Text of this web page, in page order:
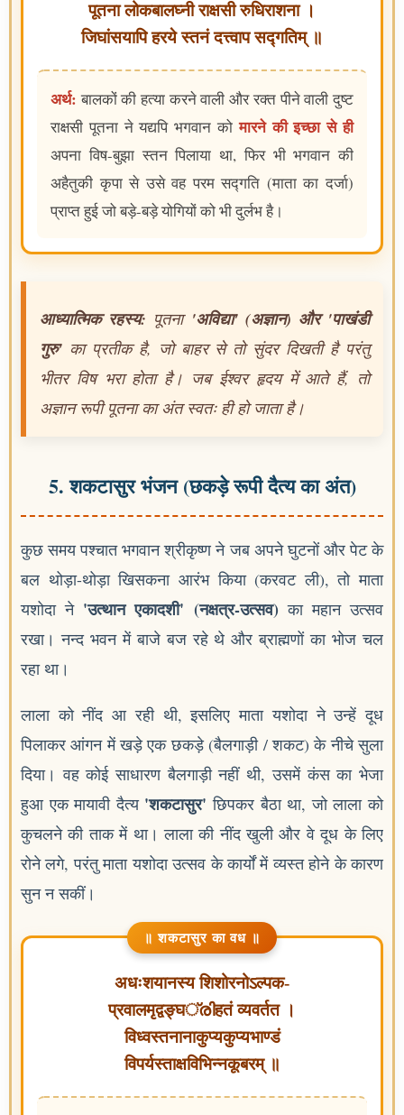
पूतना लोकबालघ्नी राक्षसी रुधिराशना ।
जिघांसयापि हरये स्तनं दत्त्वाप सद्गतिम् ॥
अर्थ: बालकों की हत्या करने वाली और रक्त पीने वाली दुष्ट
राक्षसी पूतना ने यद्यपि भगवान कोमारने की इच्छा से ही
अपना विष-बुझा स्तन पिलाया था, फिर भी भगवान की
अहैतुकी कृपा से उसे वह परम सद्गति (माता का दर्जा)
प्राप्त हुई जो बड़े-बड़े योगियों को भी दुर्लभ है।
आध्यात्मिक रहस्य: पूतना 'अविद्या' (अज्ञान) और 'पाखंडी
गुरु' का प्रतीक है, जो बाहर से तो सुंदर दिखती है परंतु
भीतर विष भरा होता है। जब ईश्वर हृदय में आते हैं, तो
अज्ञान रूपी पूतना का अंत स्वतः ही हो जाता है।
5. शकटासुर भंजन (छकड़े रूपी दैत्य का अंत)
कुछ समय पश्चात भगवान श्रीकृष्ण ने जब अपने घुटनों और पेट के
बल थोड़ा-थोड़ा खिसकना आरंभ किया (करवट ली), तो माता
यशोदा ने 'उत्थान एकादशी' (नक्षत्र-उत्सव) का महान उत्सव
रखा। नन्द भवन में बाजे बज रहे थे और ब्राह्मणों का भोज चल
रहा था।
लाला को नींद आ रही थी, इसलिए माता यशोदा ने उन्हें दूध
पिलाकर आंगन में खड़े एक छकड़े (बैलगाड़ी / शकट) के नीचे सुला
दिया। वह कोई साधारण बैलगाड़ी नहीं थी, उसमें कंस का भेजा
हुआ एक मायावी दैत्य 'शकटासुर' छिपकर बैठा था, जो लाला को
कुचलने की ताक में था। लाला की नींद खुली और वे दूध के लिए
रोने लगे, परंतु माता यशोदा उत्सव के कार्यों में व्यस्त होने के कारण
सुन न सकीं।
॥ शकटासुर का वध ॥
अधःशयानस्य शिशोरनोऽल्पक-
प्रवालमृद्वङ्घ്രിहतं व्यवर्तत ।
विध्वस्तनानाकुप्यकुप्यभाण्डं
विपर्यस्ताक्षविभिन्नकूबरम् ॥